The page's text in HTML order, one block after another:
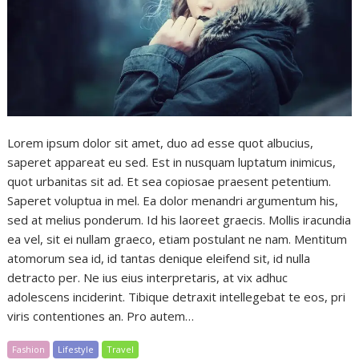
Lorem ipsum dolor sit amet, duo ad esse quot albucius,
saperet appareat eu sed. Est in nusquam luptatum inimicus,
quot urbanitas sit ad. Et sea copiosae praesent petentium.
Saperet voluptua in mel. Ea dolor menandri argumentum his,
sed at melius ponderum. Id his laoreet graecis. Mollis iracundia
ea vel, sit ei nullam graeco, etiam postulant ne nam. Mentitum
atomorum sea id, id tantas denique eleifend sit, id nulla
detracto per. Ne ius eius interpretaris, at vix adhuc
adolescens inciderint. Tibique detraxit intellegebat te eos, pri
viris contentiones an. Pro autem…
Fashion Lifestyle Travel